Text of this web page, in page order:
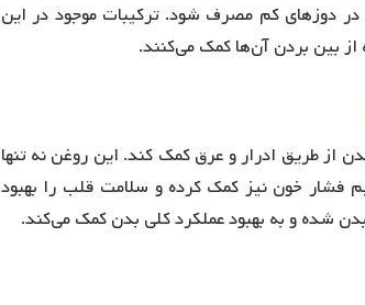
در دوزهای کم مصرف شود. ترکیبات موجود در این
از بین بردن آن‌ها کمک می‌کنند.
از طریق ادرار و عرق کمک کند. این روغن نه تنها
فشار خون نیز کمک کرده و سلامت قلب را بهبود
شده و به بهبود عملکرد کلی بدن کمک می‌کند.